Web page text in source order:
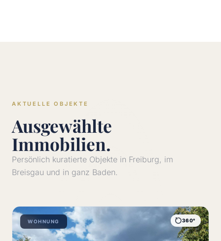
AKTUELLE OBJEKTE
Ausgewählte
Immobilien.
Persönlich kuratierte Objekte in Freiburg, im
Breisgau und in ganz Baden.
WOHNUNG 360°